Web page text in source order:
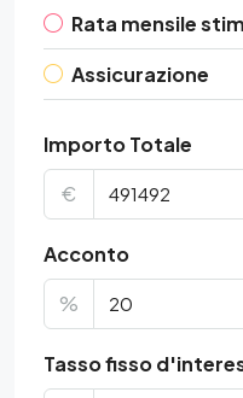
Rata mensile
Assicurazione
Importo Totale
€
Acconto
%
Tasso fisso